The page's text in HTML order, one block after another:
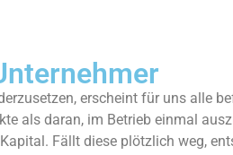
erscheint für uns alle
als daran, im Betrieb einmal
Fällt diese plötzlich weg,